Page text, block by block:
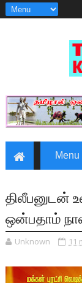
திலீபனுடன்
ஒன்பதாம்
Unknown 11